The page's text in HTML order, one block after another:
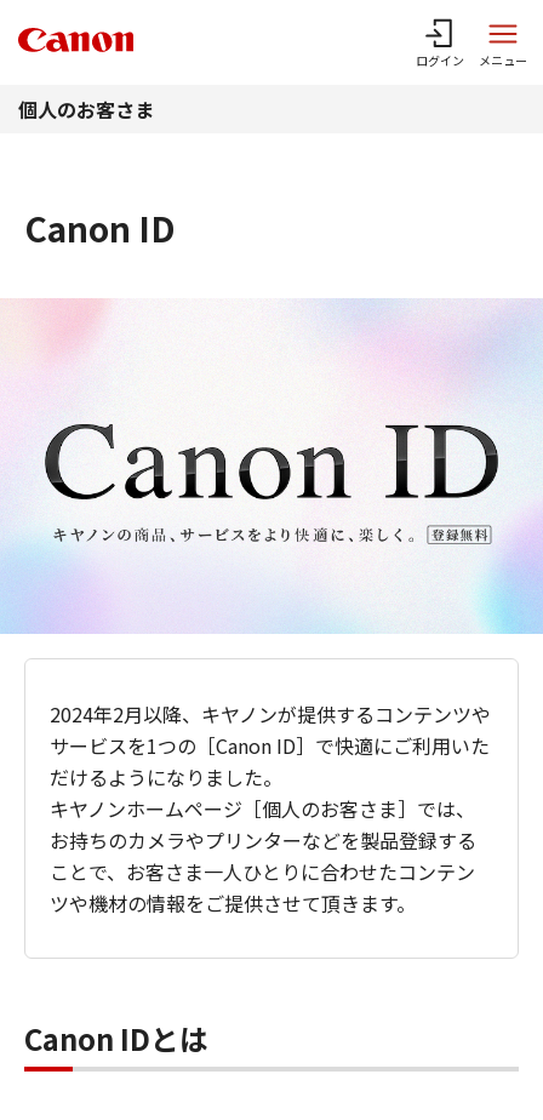
ログイン メニュー
個人のお客さま
Canon ID
2024年2月以降、キヤノンが提供するコンテンツや
サービスを1つの［Canon ID］で快適にご利用いた
だけるようになりました。
キヤノンホームページ［個人のお客さま］では、
お持ちのカメラやプリンターなどを製品登録する
ことで、お客さま一人ひとりに合わせたコンテン
ツや機材の情報をご提供させて頂きます。
Canon IDとは